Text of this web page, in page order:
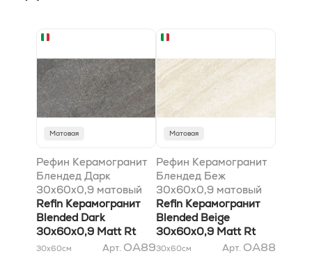
Матовая
Рефин Керамогранит
Блендед Дарк
30x60x0,9 матовый
Rt
Refin Керамогранит
Blended Dark
30x60x0,9 Matt Rt
30x60см Арт. OA89
Матовая
Рефин Керамогранит
Блендед Беж
30x60x0,9 матовый
Rt
Refin Керамогранит
Blended Beige
30x60x0,9 Matt Rt
30x60см Арт. OA88